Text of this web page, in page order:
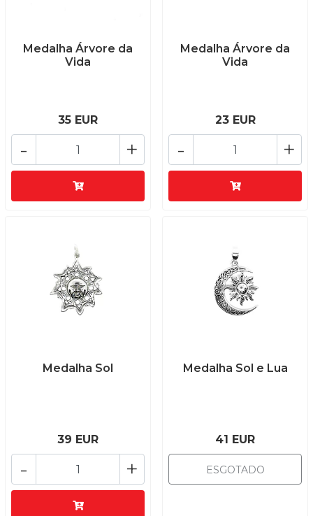
Medalha Árvore da
Vida
35 EUR
+
-
Medalha Árvore da
Vida
23 EUR
+
-
Medalha Sol
39 EUR
+
-
Medalha Sol e Lua
41 EUR
ESGOTADO